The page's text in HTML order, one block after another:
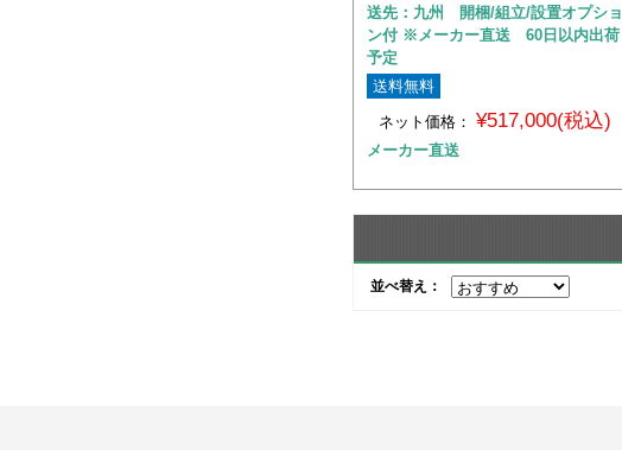
送先：九州 開梱/組立/設置オプショ
ン付 ※メーカー直送 60日以内出荷
予定
送料無料
ネット価格： ¥517,000(税込)
メーカー直送
並べ替え：